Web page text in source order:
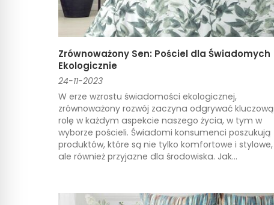
Zrównoważony Sen: Pościel dla Świadomych
Ekologicznie
24-11-2023
W erze wzrostu świadomości ekologicznej,
zrównoważony rozwój zaczyna odgrywać kluczową
rolę w każdym aspekcie naszego życia, w tym w
wyborze pościeli. Świadomi konsumenci poszukują
produktów, które są nie tylko komfortowe i stylowe,
ale również przyjazne dla środowiska. Jak...